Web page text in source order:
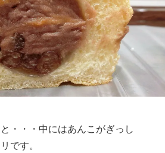
・・・中にはあんこがぎっし
です。